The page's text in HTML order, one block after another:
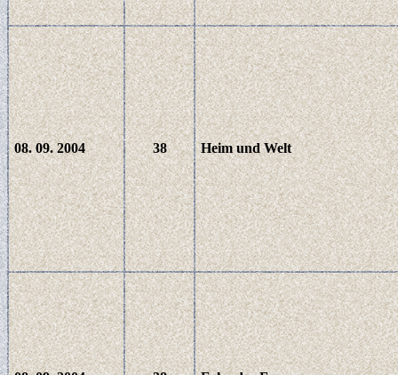
08. 09. 2004 38 Heim und Welt